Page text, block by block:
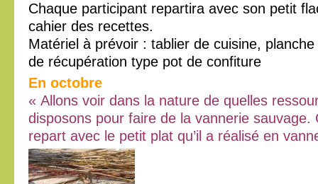
Chaque participant repartira avec son petit
cahier des recettes.
Matériel à prévoir : tablier de cuisine,
de récupération type pot de confiture
En octobre
« Allons voir dans la nature de quelles
disposons pour faire de la vannerie sauvage.
repart avec le petit plat qu’il a réalisé en